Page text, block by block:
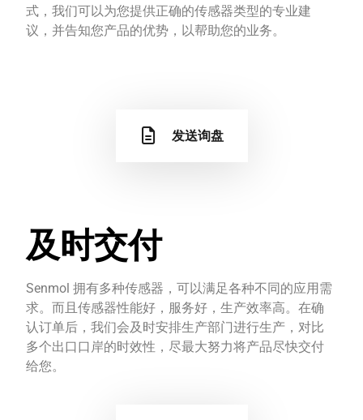
式，我们可以为您提供正确的传感器类型的专业建
议，并告知您产品的优势，以帮助您的业务。
发送询盘
及时交付
Senmol 拥有多种传感器，可以满足各种不同的应用需
求。而且传感器性能好，服务好，生产效率高。在确
认订单后，我们会及时安排生产部门进行生产，对比
多个出口口岸的时效性，尽最大努力将产品尽快交付
给您。